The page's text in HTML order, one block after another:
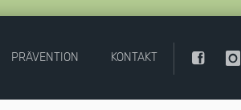
PRÄVENTION KONTAKT